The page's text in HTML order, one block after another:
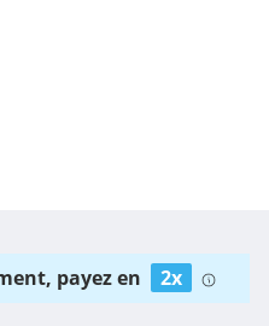
payez en 2x